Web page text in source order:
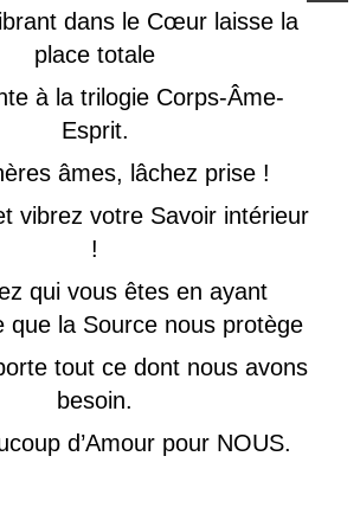
dans le Cœur laisse la
place totale
à la trilogie Corps-Âme-
Esprit.
âmes, lâchez prise !
vibrez votre Savoir intérieur
!
qui vous êtes en ayant
que la Source nous protège
tout ce dont nous avons
besoin.
d’Amour pour NOUS.